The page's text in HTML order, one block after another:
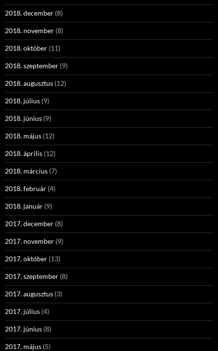
2018. december (8)
2018. november (8)
2018. október (11)
2018. szeptember (9)
2018. augusztus (12)
2018. július (9)
2018. június (9)
2018. május (12)
2018. április (12)
2018. március (7)
2018. február (4)
2018. január (9)
2017. december (8)
2017. november (9)
2017. október (13)
2017. szeptember (8)
2017. augusztus (3)
2017. július (4)
2017. június (8)
2017. május (5)